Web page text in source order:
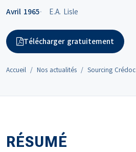
Avril 1965 E.A. Lisle
Télécharger gratuitement
Accueil Nos actualités Sourcing Crédoc
RÉSUMÉ